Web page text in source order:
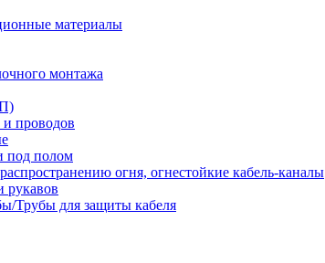
материалы
монтажа
проводов
под полом
огня, огнестойкие кабель-каналы
рукавов
Трубы для защиты кабеля